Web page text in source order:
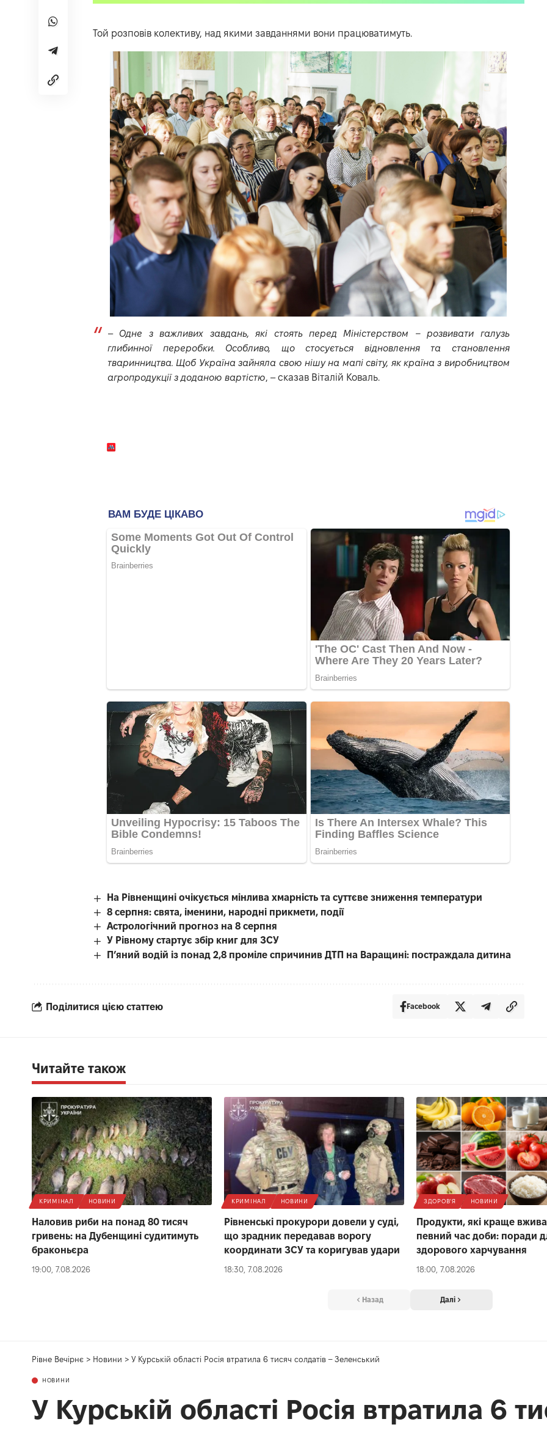
Той розповів колективу, над якими завданнями вони працюватимуть.
– Одне з важливих завдань, які стоять перед Міністерством – розвивати галузь
глибинної переробки. Особливо, що стосується відновлення та становлення
тваринництва. Щоб Україна зайняла свою нішу на мапі світу, як країна з виробництвом
агропродукції з доданою вартістю, – сказав Віталій Коваль.
На Рівненщині очікується мінлива хмарність та суттєве зниження температури
8 серпня: свята, іменини, народні прикмети, події
Астрологічний прогноз на 8 серпня
У Рівному стартує збір книг для ЗСУ
П’яний водій із понад 2,8 проміле спричинив ДТП на Варащині: постраждала дитина
Поділитися цією статтею Facebook
Читайте також
КРИМІНАЛ НОВИНИ
Наловив риби на понад 80 тисяч
гривень: на Дубенщині судитимуть
браконьєра
19:00, 7.08.2026
КРИМІНАЛ НОВИНИ
Рівненські прокурори довели у суді,
що зрадник передавав ворогу
координати ЗСУ та коригував удари
18:30, 7.08.2026
ЗДОРОВ'Я НОВИНИ
Продукти, які краще
певний час доби: поради
здорового харчування
18:00, 7.08.2026
Назад Далі
Рівне Вечірнє > Новини > У Курській області Росія втратила 6 тисяч солдатів – Зеленський
НОВИНИ
У Курській області Росія втратила 6